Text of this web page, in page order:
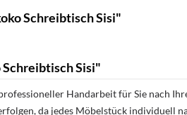
Schreibtisch Sisi"
Sisi"
Handarbeit für Sie nach
da jedes Möbelstück individuell